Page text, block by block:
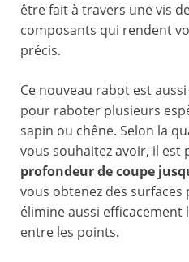
être fait à travers une vis
composants qui rendent
précis.
Ce nouveau rabot est
pour raboter plusieurs
sapin ou chêne. Selon la
vous souhaitez avoir, il est
profondeur de coupe
vous obtenez des surfaces
élimine aussi efficacement
entre les points.